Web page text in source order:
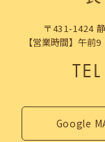
〒431-1424
【営業時間】午前
TEL
Google